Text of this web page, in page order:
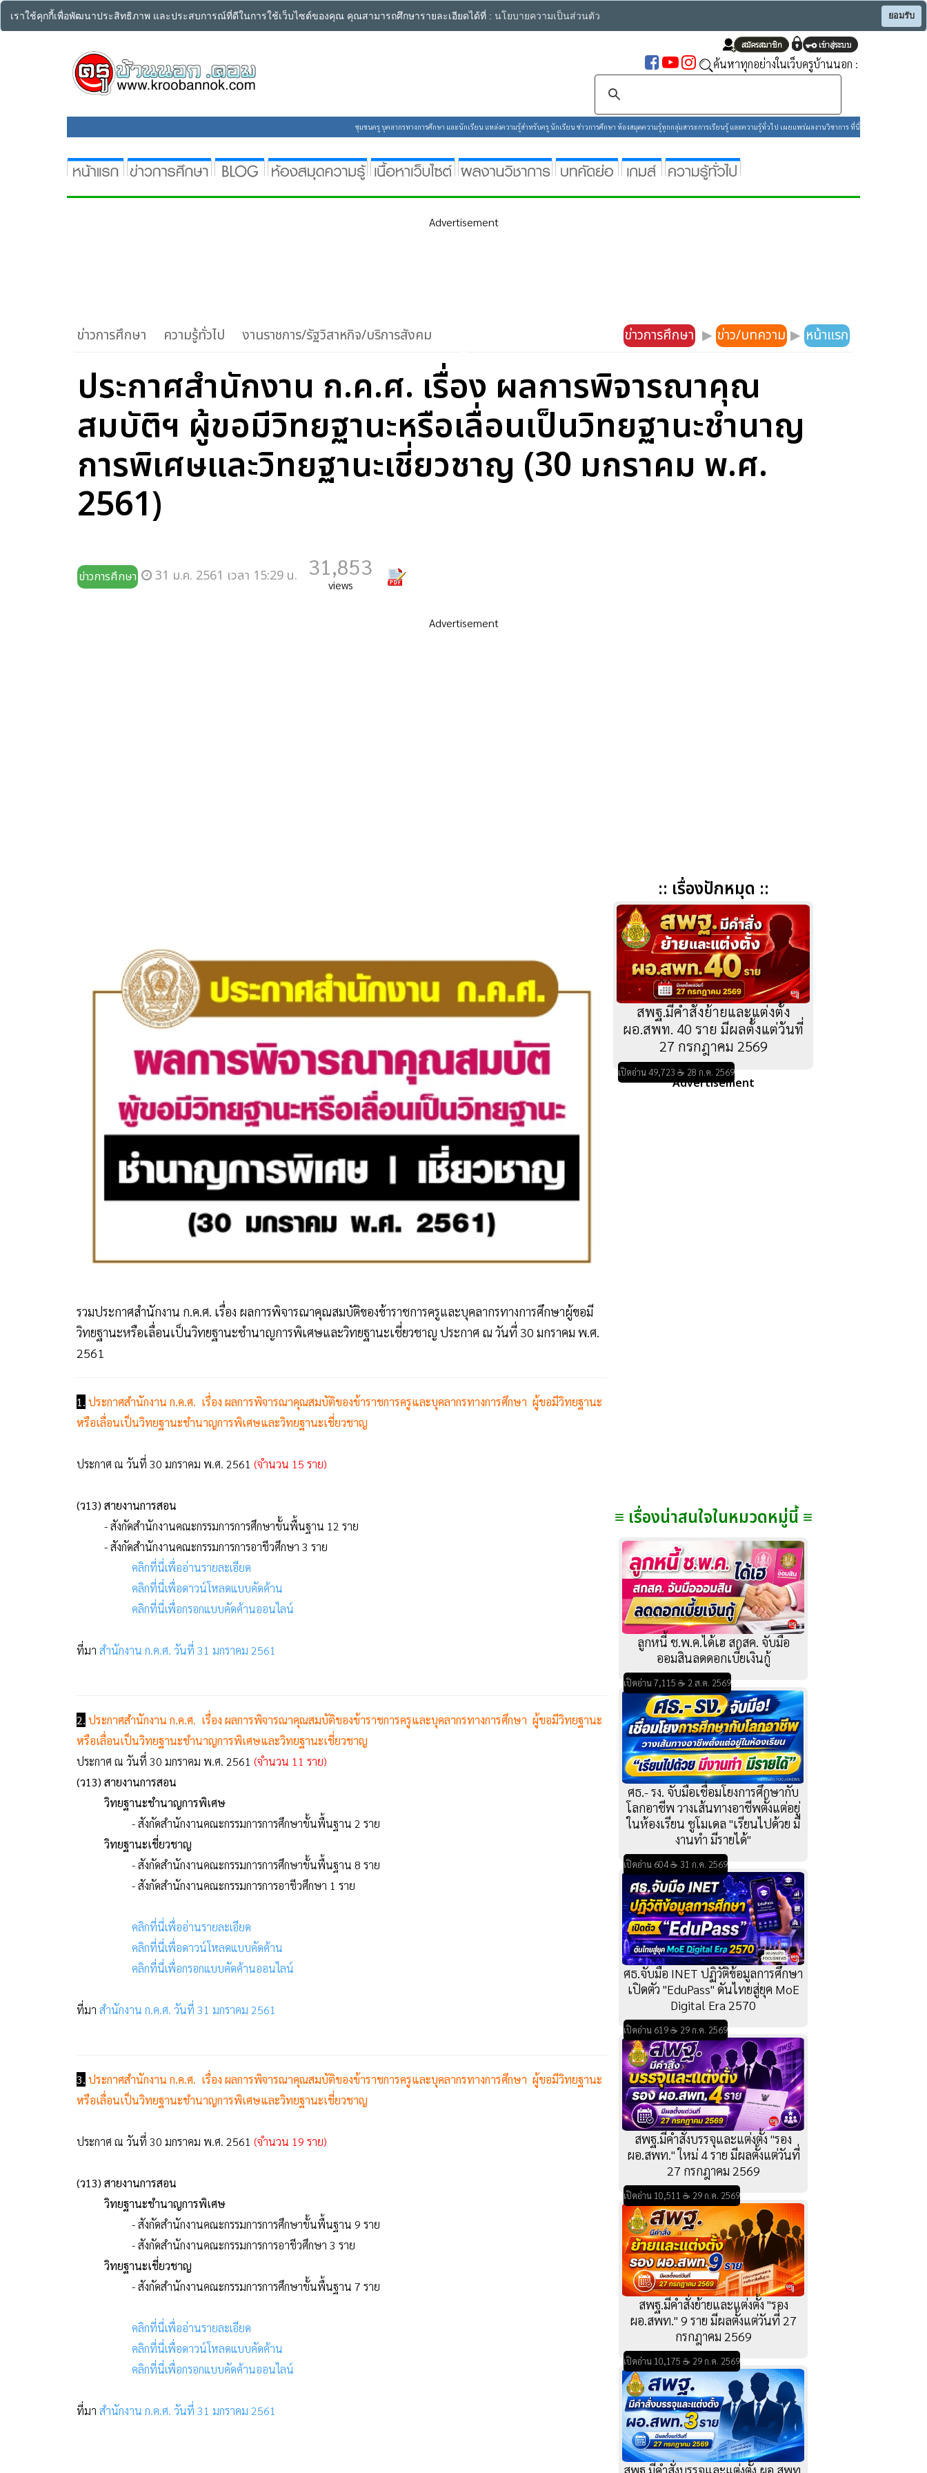
เราใช้คุกกี้เพื่อพัฒนาประสิทธิภาพ และประสบการณ์ที่ดีในการใช้เว็บไซต์ของคุณ คุณสามารถศึกษารายละเอียดได้ที่ : นโยบายความเป็นส่วนตัว ยอมรับ
ค้นหาทุกอย่างในเว็บครูบ้านนอก :
ชุมชนครู บุคลากรทางการศึกษา และนักเรียน แหล่งความรู้สำหรับครู นักเรียน ข่าวการศึกษา ห้องสมุดความรู้ทุกกลุ่มสาระการเรียนรู้ และความรู้ทั่วไป เผยแพร่ผลงานวิชาการ ที่นี่
Advertisement
ข่าวการศึกษา ความรู้ทั่วไป งานราชการ/รัฐวิสาหกิจ/บริการสังคม ข่าวการศึกษา ▶ ข่าว/บทความ ▶ หน้าแรก
ประกาศสำนักงาน ก.ค.ศ. เรื่อง ผลการพิจารณาคุณ
สมบัติฯ ผู้ขอมีวิทยฐานะหรือเลื่อนเป็นวิทยฐานะชำนาญ
การพิเศษและวิทยฐานะเชี่ยวชาญ (30 มกราคม พ.ศ.
2561)
ข่าวการศึกษา 31 ม.ค. 2561 เวลา 15:29 น. 31,853
views
Advertisement
รวมประกาศสำนักงาน ก.ค.ศ. เรื่อง ผลการพิจารณาคุณสมบัติของข้าราชการครูและบุคลากรทางการศึกษาผู้ขอมี
วิทยฐานะหรือเลื่อนเป็นวิทยฐานะชำนาญการพิเศษและวิทยฐานะเชี่ยวชาญ ประกาศ ณ วันที่ 30 มกราคม พ.ศ.
2561
1. ประกาศสำนักงาน ก.ค.ศ. เรื่อง ผลการพิจารณาคุณสมบัติของข้าราชการครูและบุคลากรทางการศึกษา ผู้ขอมีวิทยฐานะ
หรือเลื่อนเป็นวิทยฐานะชำนาญการพิเศษและวิทยฐานะเชี่ยวชาญ
ประกาศ ณ วันที่ 30 มกราคม พ.ศ. 2561 (จำนวน 15 ราย)
(ว13) สายงานการสอน
- สังกัดสำนักงานคณะกรรมการการศึกษาขั้นพื้นฐาน 12 ราย
- สังกัดสำนักงานคณะกรรมการการอาชีวศึกษา 3 ราย
คลิกที่นี่เพื่ออ่านรายละเอียด
คลิกที่นี่เพื่อดาวน์โหลดแบบคัดค้าน
คลิกที่นี่เพื่อกรอกแบบคัดค้านออนไลน์
ที่มา สำนักงาน ก.ค.ศ. วันที่ 31 มกราคม 2561
2. ประกาศสำนักงาน ก.ค.ศ. เรื่อง ผลการพิจารณาคุณสมบัติของข้าราชการครูและบุคลากรทางการศึกษา ผู้ขอมีวิทยฐานะ
หรือเลื่อนเป็นวิทยฐานะชำนาญการพิเศษและวิทยฐานะเชี่ยวชาญ
ประกาศ ณ วันที่ 30 มกราคม พ.ศ. 2561 (จำนวน 11 ราย)
(ว13) สายงานการสอน
วิทยฐานะชำนาญการพิเศษ
- สังกัดสำนักงานคณะกรรมการการศึกษาขั้นพื้นฐาน 2 ราย
วิทยฐานะเชี่ยวชาญ
- สังกัดสำนักงานคณะกรรมการการศึกษาขั้นพื้นฐาน 8 ราย
- สังกัดสำนักงานคณะกรรมการการอาชีวศึกษา 1 ราย
คลิกที่นี่เพื่ออ่านรายละเอียด
คลิกที่นี่เพื่อดาวน์โหลดแบบคัดค้าน
คลิกที่นี่เพื่อกรอกแบบคัดค้านออนไลน์
ที่มา สำนักงาน ก.ค.ศ. วันที่ 31 มกราคม 2561
3. ประกาศสำนักงาน ก.ค.ศ. เรื่อง ผลการพิจารณาคุณสมบัติของข้าราชการครูและบุคลากรทางการศึกษา ผู้ขอมีวิทยฐานะ
หรือเลื่อนเป็นวิทยฐานะชำนาญการพิเศษและวิทยฐานะเชี่ยวชาญ
ประกาศ ณ วันที่ 30 มกราคม พ.ศ. 2561 (จำนวน 19 ราย)
(ว13) สายงานการสอน
วิทยฐานะชำนาญการพิเศษ
- สังกัดสำนักงานคณะกรรมการการศึกษาขั้นพื้นฐาน 9 ราย
- สังกัดสำนักงานคณะกรรมการการอาชีวศึกษา 3 ราย
วิทยฐานะเชี่ยวชาญ
- สังกัดสำนักงานคณะกรรมการการศึกษาขั้นพื้นฐาน 7 ราย
คลิกที่นี่เพื่ออ่านรายละเอียด
คลิกที่นี่เพื่อดาวน์โหลดแบบคัดค้าน
คลิกที่นี่เพื่อกรอกแบบคัดค้านออนไลน์
ที่มา สำนักงาน ก.ค.ศ. วันที่ 31 มกราคม 2561
:: เรื่องปักหมุด ::
สพฐ.มีคำสั่งย้ายและแต่งตั้ง
ผอ.สพท. 40 ราย มีผลตั้งแต่วันที่
27 กรกฎาคม 2569
เปิดอ่าน 49,723 ☕ 28 ก.ค. 2569
Advertisement
≡ เรื่องน่าสนใจในหมวดหมู่นี้ ≡
ลูกหนี้ ช.พ.ค.ได้เฮ สกสค. จับมือ
ออมสินลดดอกเบี้ยเงินกู้
เปิดอ่าน 7,115 ☕ 2 ส.ค. 2569
ศธ.- รง. จับมือเชื่อมโยงการศึกษากับ
โลกอาชีพ วางเส้นทางอาชีพตั้งแต่อยู่
ในห้องเรียน ชูโมเดล "เรียนไปด้วย มี
งานทำ มีรายได้"
เปิดอ่าน 604 ☕ 31 ก.ค. 2569
ศธ.จับมือ INET ปฏิวัติข้อมูลการศึกษา
เปิดตัว "EduPass" ดันไทยสู่ยุค MoE
Digital Era 2570
เปิดอ่าน 619 ☕ 29 ก.ค. 2569
สพฐ.มีคำสั่งบรรจุและแต่งตั้ง "รอง
ผอ.สพท." ใหม่ 4 ราย มีผลตั้งแต่วันที่
27 กรกฎาคม 2569
เปิดอ่าน 10,511 ☕ 29 ก.ค. 2569
สพฐ.มีคำสั่งย้ายและแต่งตั้ง "รอง
ผอ.สพท." 9 ราย มีผลตั้งแต่วันที่ 27
กรกฎาคม 2569
เปิดอ่าน 10,175 ☕ 29 ก.ค. 2569